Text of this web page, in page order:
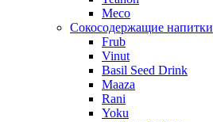
Meco
Сокосодержащие напитки
Frub
Vinut
Basil Seed Drink
Maaza
Rani
Yoku